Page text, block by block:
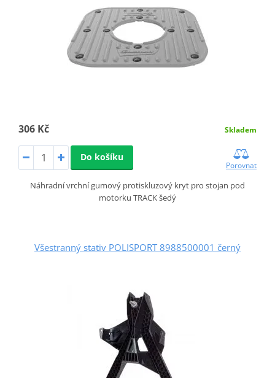
306 Kč Skladem
Do košíku
Porovnat
Náhradní vrchní gumový protiskluzový kryt pro stojan pod
motorku TRACK šedý
Všestranný stativ POLISPORT 8988500001 černý